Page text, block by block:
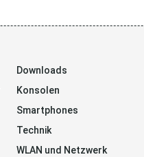
Downloads
Konsolen
Smartphones
Technik
WLAN und Netzwerk